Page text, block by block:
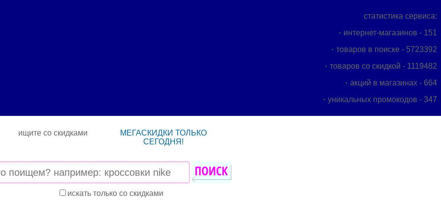
статистика сервиса:
интернет-магазинов - 151
товаров в поиске - 5723392
товаров со скидкой - 1119482
акций в магазинах - 664
уникальных промокодов - 347
ищите со скидками
МЕГАСКИДКИ ТОЛЬКО
СЕГОДНЯ!
искать только со скидками